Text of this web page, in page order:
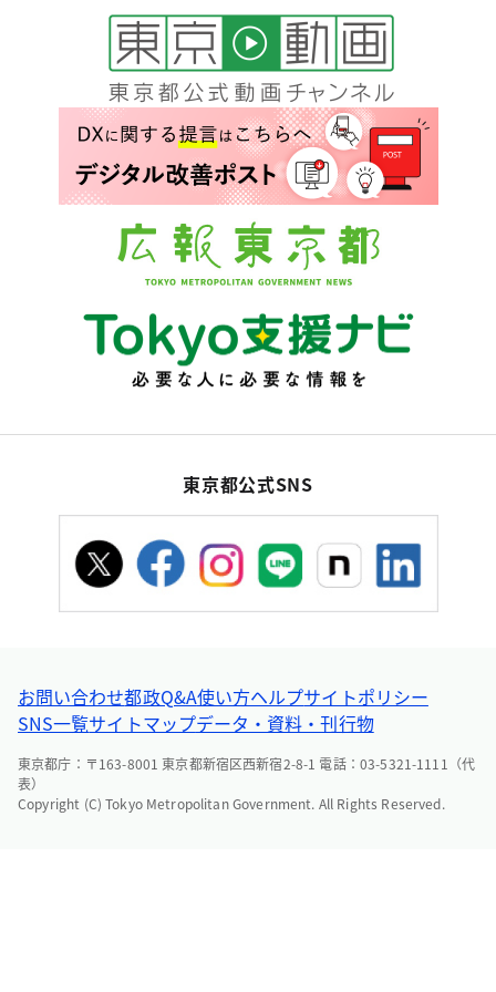
東京都公式SNS
お問い合わせ都政Q&A使い方ヘルプサイトポリシー
SNS一覧サイトマップデータ・資料・刊行物
東京都庁：〒163-8001 東京都新宿区西新宿2-8-1 電話：03-5321-1111（代
表）
Copyright (C) Tokyo Metropolitan Government. All Rights Reserved.